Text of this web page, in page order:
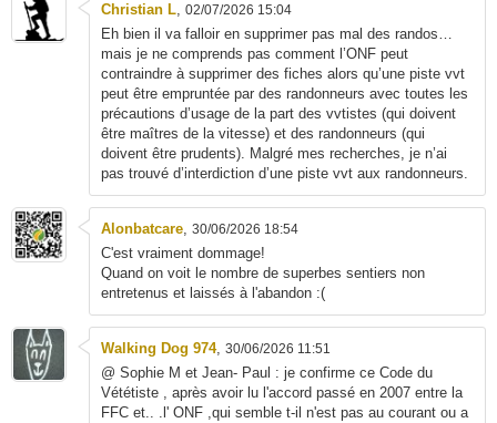
Christian L, 02/07/2026 15:04
Eh bien il va falloir en supprimer pas mal des randos…
mais je ne comprends pas comment l’ONF peut
contraindre à supprimer des fiches alors qu’une piste vvt
peut être empruntée par des randonneurs avec toutes les
précautions d’usage de la part des vvtistes (qui doivent
être maîtres de la vitesse) et des randonneurs (qui
doivent être prudents). Malgré mes recherches, je n’ai
pas trouvé d’interdiction d’une piste vvt aux randonneurs.
Alonbatcare, 30/06/2026 18:54
C'est vraiment dommage!
Quand on voit le nombre de superbes sentiers non
entretenus et laissés à l'abandon :(
Walking Dog 974, 30/06/2026 11:51
@ Sophie M et Jean- Paul : je confirme ce Code du
Vététiste , après avoir lu l'accord passé en 2007 entre la
FFC et.. .l' ONF ,qui semble t-il n'est pas au courant ou a